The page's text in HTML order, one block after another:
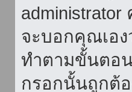
จะบอกคุณเอ
ทำตามขั้นตอ
กรอกนั้นถูกต้